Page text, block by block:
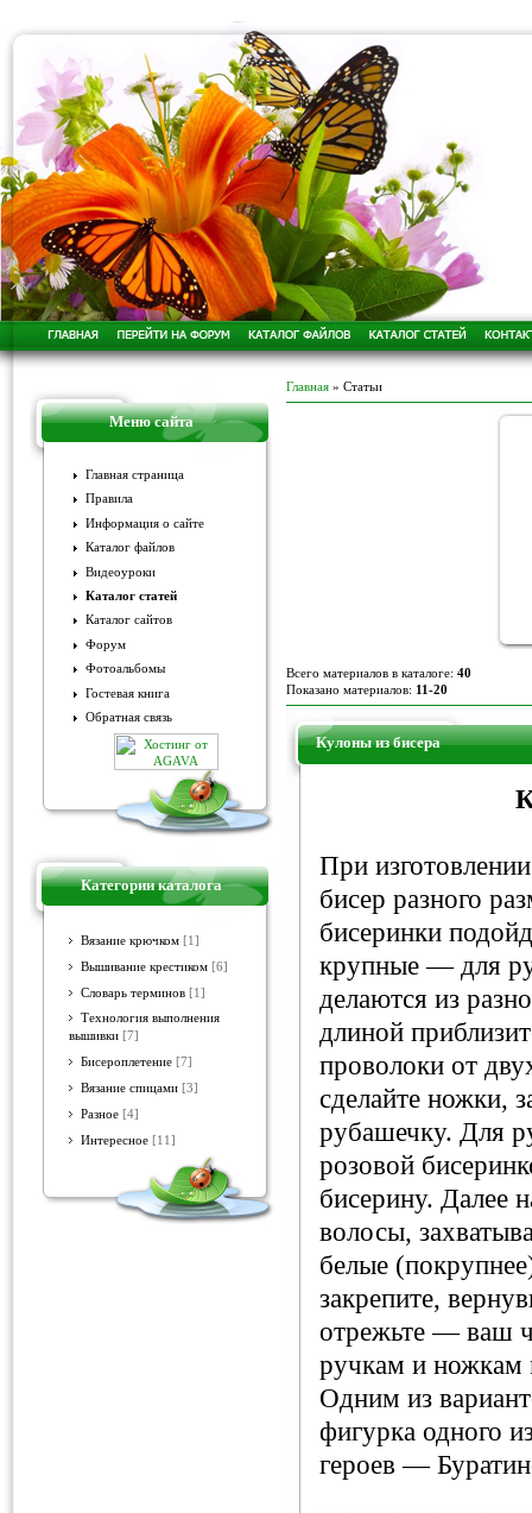
Меню сайта
Главная страница
Правила
Информация о сайте
Каталог файлов
Видеоуроки
Каталог статей
Каталог сайтов
Форум
Фотоальбомы
Гостевая книга
Обратная связь
Категории каталога
Вязание крючком [1]
Вышивание крестиком [6]
Словарь терминов [1]
Технология выполнения
вышивки [7]
Бисероплетение [7]
Вязание спицами [3]
Разное [4]
Интересное [11]
Главная » Статьи
Всего материалов в каталоге: 40
Показано материалов: 11-20
Кулоны из бисера
При
бисер разного
бисеринки
крупные — для
делаются из
длиной
проволоки от
сделайте ножки,
рубашечку. Для
розовой
бисерину. Далее
волосы,
белые
закрепите,
отрежьте — ваш
ручкам и
Одним из
фигурка одного
героев —